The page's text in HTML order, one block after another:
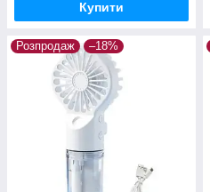
Купити
Розпродаж –18%